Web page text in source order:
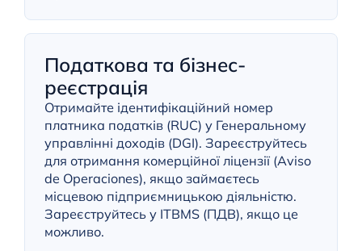
Податкова та бізнес-
реєстрація
Отримайте ідентифікаційний номер
платника податків (RUC) у Генеральному
управлінні доходів (DGI). Зареєструйтесь
для отримання комерційної ліцензії (Aviso
de Operaciones), якщо займаєтесь
місцевою підприємницькою діяльністю.
Зареєструйтесь у ITBMS (ПДВ), якщо це
можливо.